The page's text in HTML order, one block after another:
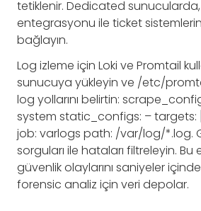
tetiklenir. Dedicated
entegrasyonu ile ticket
bağlayın.
Log izleme için Loki ve Promtail
sunucuya yükleyin ve /etc/
log yollarını belirtin:
system static_configs: –
job: varlogs path: /var/log/*.log.
sorguları ile hataları filtreleyin.
güvenlik olaylarını saniyeler
forensic analiz için veri depolar.